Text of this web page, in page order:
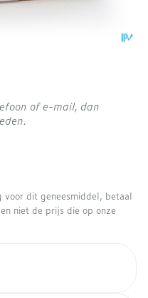
dit geneesmiddel, betaal
niet de prijs die op onze
of e-mail, dan